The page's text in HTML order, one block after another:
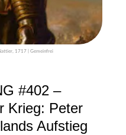
1717 | Gemeinfrei
#402 –
Krieg: Peter
Aufstieg